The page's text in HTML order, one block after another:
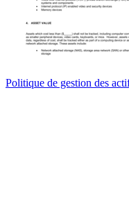
Politique de gestion des